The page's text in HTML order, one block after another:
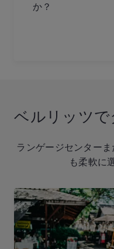
か？
ベルリッツ
ランゲージセンター
も柔軟に